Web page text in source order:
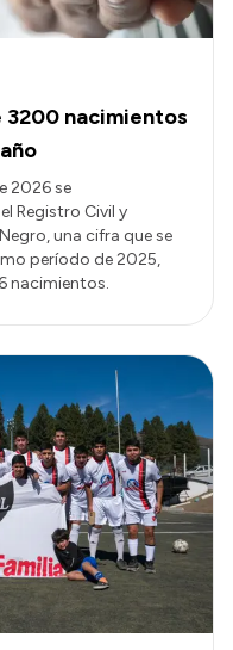
3200 nacimientos
2026 se
Registro Civil y
una cifra que se
período de 2025,
nacimientos.